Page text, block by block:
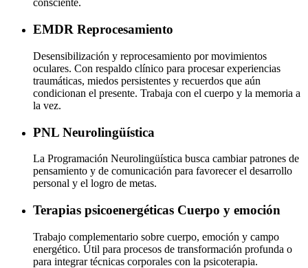
consciente.
EMDR Reprocesamiento
Desensibilización y reprocesamiento por movimientos
oculares. Con respaldo clínico para procesar experiencias
traumáticas, miedos persistentes y recuerdos que aún
condicionan el presente. Trabaja con el cuerpo y la memoria a
la vez.
PNL Neurolingüística
La Programación Neurolingüística busca cambiar patrones de
pensamiento y de comunicación para favorecer el desarrollo
personal y el logro de metas.
Terapias psicoenergéticas Cuerpo y emoción
Trabajo complementario sobre cuerpo, emoción y campo
energético. Útil para procesos de transformación profunda o
para integrar técnicas corporales con la psicoterapia.